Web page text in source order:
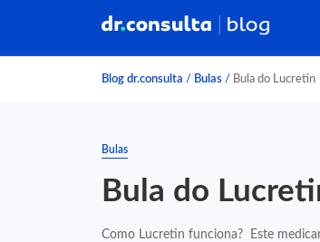
Blog dr.consulta / Bulas / Bula do Lucretin
Bulas
Bula do
Como Lucretin funciona? Este